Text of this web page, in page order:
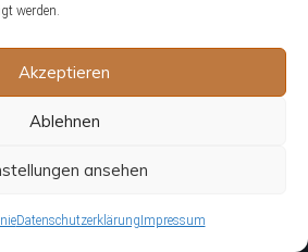
werden.
Akzeptieren
Ablehnen
ansehen
Datenschutzerklärung Impressum
wird durch Leser unterstützt. Wir
ausgewählte Online-Shops und
Mehr erfahren